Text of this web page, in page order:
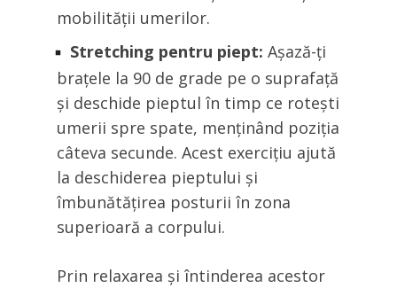
mobilității umerilor.
Stretching pentru piept: Așază-ți
brațele la 90 de grade pe o suprafață
și deschide pieptul în timp ce rotești
umerii spre spate, menținând poziția
câteva secunde. Acest exercițiu ajută
la deschiderea pieptului și
îmbunătățirea posturii în zona
superioară a corpului.
Prin relaxarea și întinderea acestor